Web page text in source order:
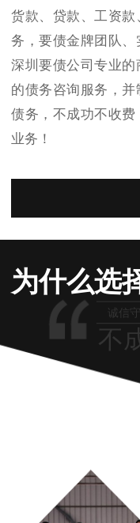
货款、贷款、工资
务，要债金牌团队、
深圳要债公司专业
的债务咨询服务，
债务，不成功不收
业务！
为什么选
诚信
不